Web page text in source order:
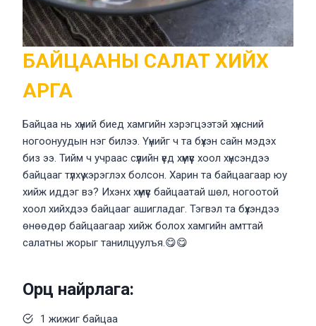
БАЙЦААНЫ САЛАТ ХИЙХ
АРГА
Байцаа нь хүний биед хамгийн хэрэгцээтэй хүнсний
ногоонуудын нэг билээ. Үүнийг ч та бүхэн сайн мэдэх
биз ээ. Тийм ч учраас сүүлийн үед хүмүүс хоол хүнсэндээ
байцааг түлхүү хэрэглэх болсон. Харин та байцаагаар юу
хийж иддэг вэ? Ихэнх хүмүүс байцаатай шөл, ногоотой
хоол хийхдээ байцааг ашигладаг. Тэгвэл та бүхэндээ
өнөөдөр байцаагаар хийж болох хамгийн амттай
салатны жорыг танилцуулъя.😋😋
Орц найрлага:
1 жижиг байцаа